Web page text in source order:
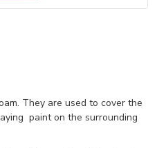
They are used to cover the
paint on the surrounding